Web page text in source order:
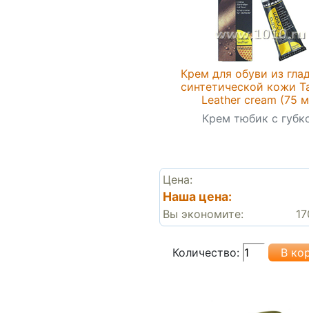
Крем для обуви из
синтетической кожи
Leather cream (75
Крем тюбик с
Цена:
Наша цена:
Вы экономите:
Количество: